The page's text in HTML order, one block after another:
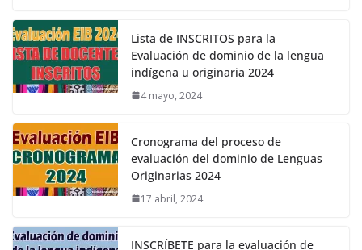
Lista de INSCRITOS para la
Evaluación de dominio de la lengua
indígena u originaria 2024
4 mayo, 2024
Cronograma del proceso de
evaluación del dominio de Lenguas
Originarias 2024
17 abril, 2024
INSCRÍBETE para la evaluación de